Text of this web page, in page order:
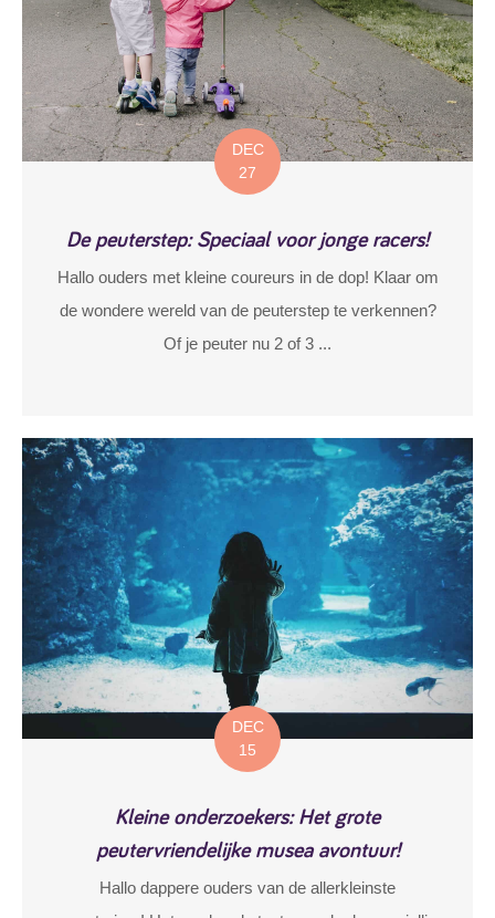
DEC
27
De peuterstep: Speciaal voor jonge racers!
Hallo ouders met kleine coureurs in de dop! Klaar om
de wondere wereld van de peuterstep te verkennen?
Of je peuter nu 2 of 3 ...
DEC
15
Kleine onderzoekers: Het grote
peutervriendelijke musea avontuur!
Hallo dappere ouders van de allerkleinste